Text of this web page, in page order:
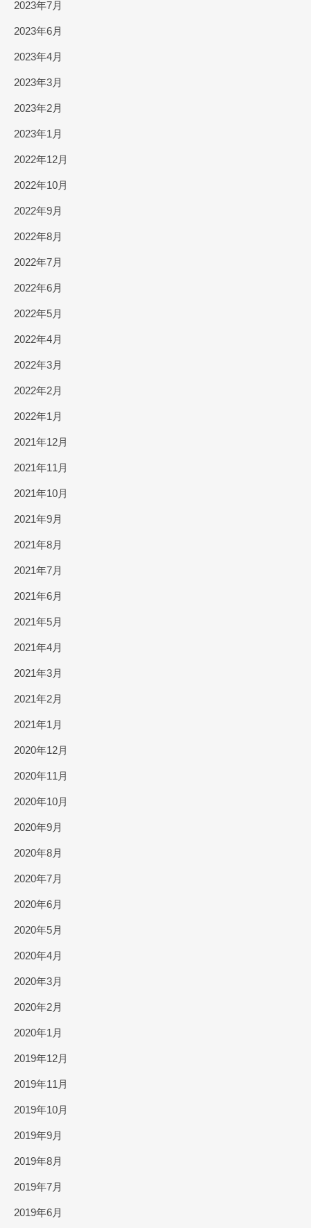
2023年7月
2023年6月
2023年4月
2023年3月
2023年2月
2023年1月
2022年12月
2022年10月
2022年9月
2022年8月
2022年7月
2022年6月
2022年5月
2022年4月
2022年3月
2022年2月
2022年1月
2021年12月
2021年11月
2021年10月
2021年9月
2021年8月
2021年7月
2021年6月
2021年5月
2021年4月
2021年3月
2021年2月
2021年1月
2020年12月
2020年11月
2020年10月
2020年9月
2020年8月
2020年7月
2020年6月
2020年5月
2020年4月
2020年3月
2020年2月
2020年1月
2019年12月
2019年11月
2019年10月
2019年9月
2019年8月
2019年7月
2019年6月